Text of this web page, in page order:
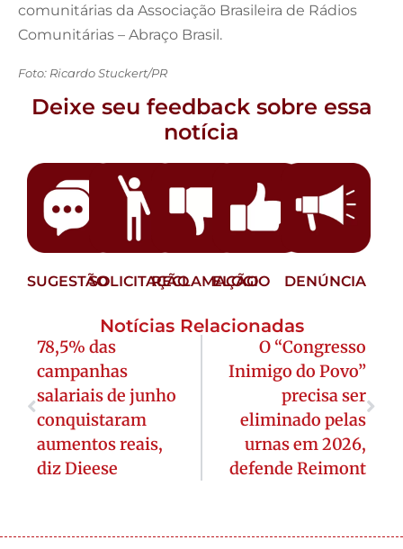
comunitárias da Associação Brasileira de Rádios
Comunitárias – Abraço Brasil.
Foto: Ricardo Stuckert/PR
Deixe seu feedback sobre essa
notícia
SUGESTÃOSOLICITAÇÃORECLAMAÇÃO
ELOGIO DENÚNCIA
Notícias Relacionadas
78,5% das
campanhas
salariais de junho
conquistaram
aumentos reais,
diz Dieese
O “Congresso
Inimigo do Povo”
precisa ser
eliminado pelas
urnas em 2026,
defende Reimont